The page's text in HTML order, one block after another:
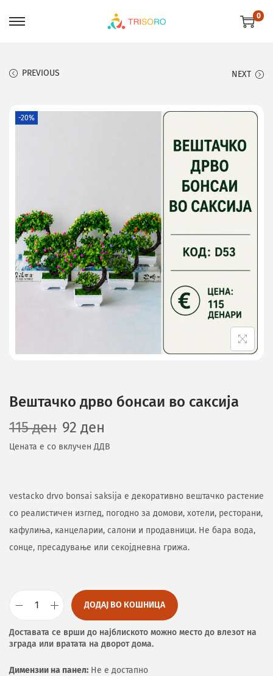
0
PREVIOUS NEXT
-20%
Вештачко дрво бонсаи во саксија
115ден 92 ден
Цената е со вклучен ДДВ
vestacko drvo bonsai saksija е декоративно вештачко растение
со реалистичен изглед, погодно за домови, хотели, ресторани,
кафулиња, канцеларии, салони и продавници. Не бара вода,
сонце, пресадување или секојдневна грижа.
ДОДАЈ ВО КОШНИЦА
Доставата се врши до најблиското можно место до влезот на
зграда или вратата на дворот дома.
Димензии на панел: Не е достапно